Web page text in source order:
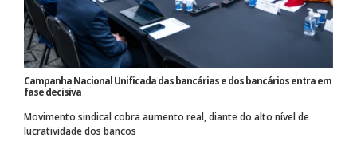
Campanha Nacional Unificada das bancárias e dos bancários entra em
fase decisiva
Movimento sindical cobra aumento real, diante do alto nível de
lucratividade dos bancos